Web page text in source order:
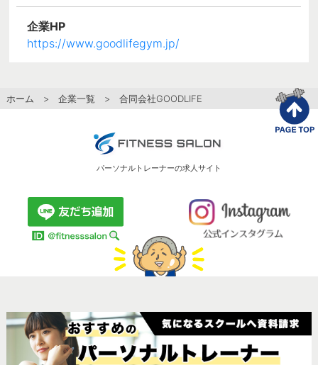
企業HP
https://www.goodlifegym.jp/
ホーム > 企業一覧 > 合同会社GOODLIFE
パーソナルトレーナーの求人サイト